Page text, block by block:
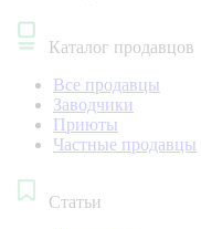
Каталог продавцов
Все продавцы
Заводчики
Приюты
Частные продавцы
Статьи